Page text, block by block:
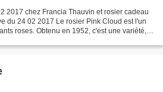
2017 chez Francia Thauvin et rosier cadeau
du 24 02 2017 Le rosier Pink Cloud est l'un
roses. Obtenu en 1952, c'est une variété,